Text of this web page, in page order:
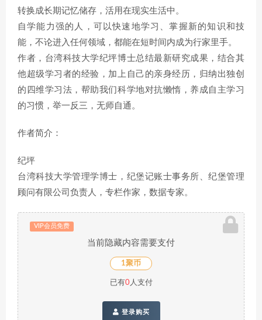
转换成长期记忆储存，活用在现实生活中。
自学能力强的人，可以快速地学习、掌握新的知识和技
能，不论进入任何领域，都能在短时间内成为行家里手。
作者，台湾科技大学纪坪博士总结最新研究成果，结合其
他超级学习者的经验，加上自己的亲身经历，归纳出独创
的四维学习法，帮助我们科学地对抗懒惰，养成自主学习
的习惯，举一反三，无师自通。
作者简介：
纪坪
台湾科技大学管理学博士，纪堡记账士事务所、纪堡管理
顾问有限公司负责人，专栏作家，数据专家。
VIP会员免费
当前隐藏内容需要支付
1聚币
已有0人支付
登录购买